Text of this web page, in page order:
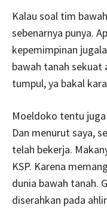
Kalau soal tim
sebenarnya punya.
kepemimpinan
bawah tanah sekuat
tumpul, ya bakal
Moeldoko tentu
Dan menurut saya,
telah bekerja.
KSP. Karena
dunia bawah tanah.
diserahkan pada